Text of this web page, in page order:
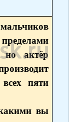
но актёр
всех пяти
какими вы